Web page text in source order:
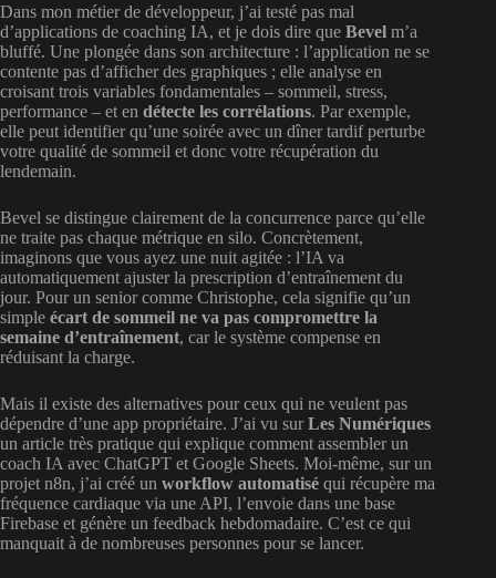
Dans mon métier de développeur, j’ai testé pas mal
d’applications de coaching IA, et je dois dire que Bevel m’a
bluffé. Une plongée dans son architecture : l’application ne se
contente pas d’afficher des graphiques ; elle analyse en
croisant trois variables fondamentales – sommeil, stress,
performance – et en détecte les corrélations. Par exemple,
elle peut identifier qu’une soirée avec un dîner tardif perturbe
votre qualité de sommeil et donc votre récupération du
lendemain.
Bevel se distingue clairement de la concurrence parce qu’elle
ne traite pas chaque métrique en silo. Concrètement,
imaginons que vous ayez une nuit agitée : l’IA va
automatiquement ajuster la prescription d’entraînement du
jour. Pour un senior comme Christophe, cela signifie qu’un
simple écart de sommeil ne va pas compromettre la
semaine d’entraînement, car le système compense en
réduisant la charge.
Mais il existe des alternatives pour ceux qui ne veulent pas
dépendre d’une app propriétaire. J’ai vu surLes Numériques
un article très pratique qui explique comment assembler un
coach IA avec ChatGPT et Google Sheets. Moi-même, sur un
projet n8n, j’ai créé un workflow automatisé qui récupère ma
fréquence cardiaque via une API, l’envoie dans une base
Firebase et génère un feedback hebdomadaire. C’est ce qui
manquait à de nombreuses personnes pour se lancer.